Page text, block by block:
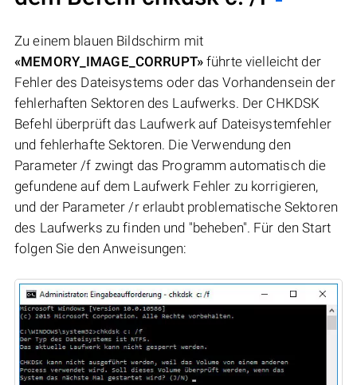
Zu einem blauen Bildschirm mit
«MEMORY_IMAGE_CORRUPT»führte vielleicht der
Fehler des Dateisystems oder das Vorhandensein der
fehlerhaften Sektoren des Laufwerks. Der CHKDSK
Befehl überprüft das Laufwerk auf Dateisystemfehler
und fehlerhafte Sektoren. Die Verwendung den
Parameter /f zwingt das Programm automatisch die
gefundene auf dem Laufwerk Fehler zu korrigieren,
und der Parameter /r erlaubt problematische Sektoren
des Laufwerks zu finden und "beheben". Für den Start
folgen Sie den Anweisungen: